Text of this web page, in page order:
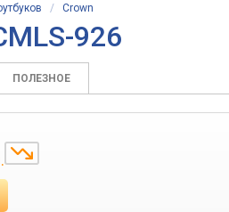
/ Crown
926
ПОЛЕЗНОЕ